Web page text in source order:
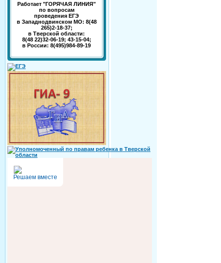
Работает "ГОРЯЧАЯ ЛИНИЯ"
по вопросам
проведения ЕГЭ
в Западнодвинском МО: 8(48
265)2-18-37;
в Тверской области:
8(48 22)32-06-19; 43-15-04;
в России: 8(495)984-89-19
Решаем вместе